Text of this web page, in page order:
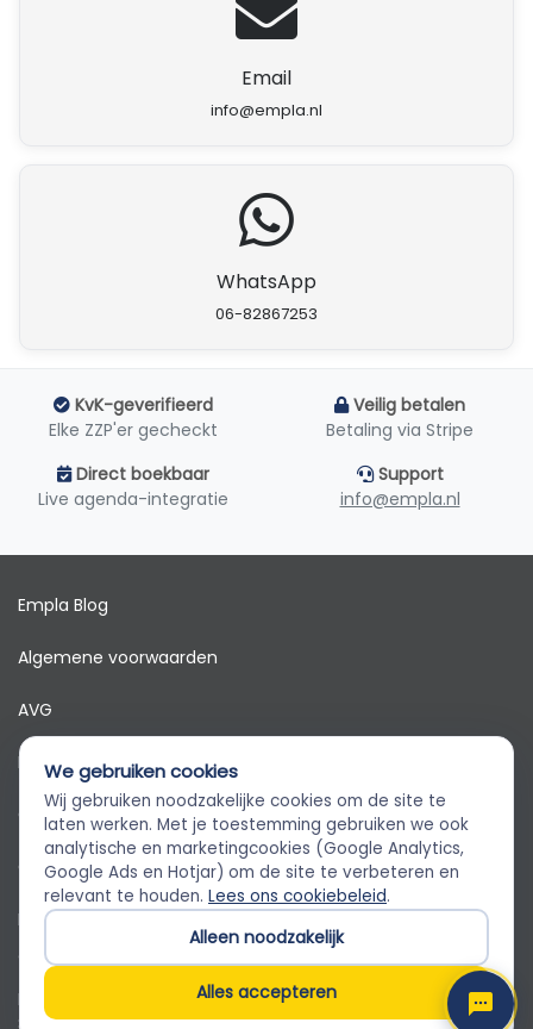
Email
info@empla.nl
WhatsApp
06-82867253
KvK-geverifieerd
Elke ZZP'er gecheckt
Veilig betalen
Betaling via Stripe
Direct boekbaar
Live agenda-integratie
Support
info@empla.nl
Empla Blog
Algemene voorwaarden
AVG
Privacybeleid
Cookiebeleid
Cookievoorkeuren
Klantenservice
© 2026 Empla B.V. Alle rechten voorbehouden
Empla B.V. · Beursstraat 31 1-V, 1012 JV Amsterdam · KvK
82650071
Empla Assistent
Altijd beschikbaar, stel een vraag
We gebruiken cookies
Wij gebruiken noodzakelijke cookies om de site te
laten werken. Met je toestemming gebruiken we ook
analytische en marketingcookies (Google Analytics,
Google Ads en Hotjar) om de site te verbeteren en
relevant te houden. Lees ons cookiebeleid.
Alleen noodzakelijk
Alles accepteren